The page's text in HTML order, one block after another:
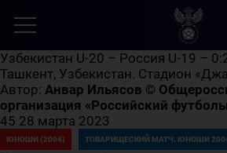
Узбекистан U-20 – Россия U-19 –
Ташкент, Узбекистан. Стадион
Автор: Анвар Ильясов ©
организация «Российский
45 28 марта 2023
ЮНОШИ (2004) ТОВАРИЩЕСКИЙ МАТЧ. ЮНОШИ 2004